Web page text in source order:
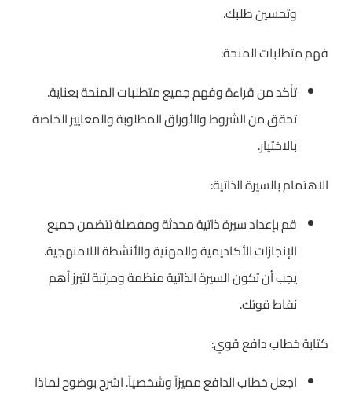
وتحسين طلبك.
فهم متطلبات المنحة:
تأكد من قراءة وفهم جميع متطلبات المنحة بعناية.
تحقق من الشروط والأوراق المطلوبة والمعايير الخاصة
بالاختيار.
الاهتمام بالسيرة الذاتية:
قم بإعداد سيرة ذاتية محدثة ومفصلة تتضمن جميع
الإنجازات الأكاديمية والمهنية والأنشطة اللامنهجية.
يجب أن تكون السيرة الذاتية منظمة ومرتبة لتبرز أهم
نقاط قوتك.
كتابة خطاب دافع قوي:
اجعل خطاب الدافع مميزاً وشخصياً. اشرح بوضوح لماذا